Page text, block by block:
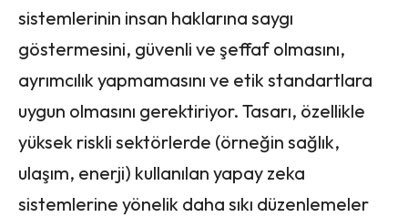
sistemlerinin insan haklarına saygı
göstermesini, güvenli ve şeffaf olmasını,
ayrımcılık yapmamasını ve etik standartlara
uygun olmasını gerektiriyor. Tasarı, özellikle
yüksek riskli sektörlerde (örneğin sağlık,
ulaşım, enerji) kullanılan yapay zeka
sistemlerine yönelik daha sıkı düzenlemeler